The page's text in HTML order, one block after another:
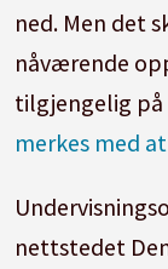
ned. Men det
nåværende
tilgjengelig
merkes med
nettstedet